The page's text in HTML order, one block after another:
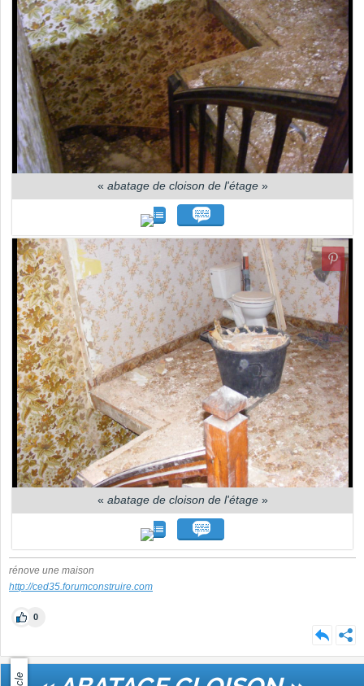
« abatage de cloison de l'étage»
« abatage de cloison de l'étage»
rénove une maison
http://ced35.forumconstruire.com
0